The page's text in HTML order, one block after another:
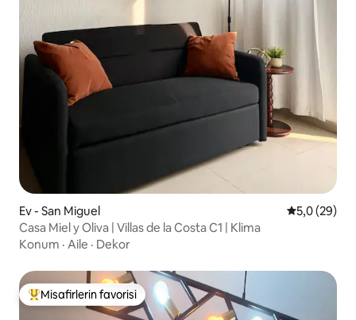
Ev - San Miguel 5 üzerinden
5,0 (29)
Casa Miel y Oliva | Villas de la Costa C1 | Klima
Konum · Aile · Dekor
Misafirlerin favorilerinden en beğenilenler arasında
Misafirlerin favorisi